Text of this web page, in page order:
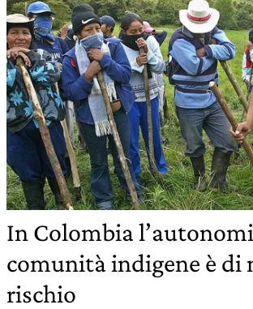
In Colombia
comunità indigene è di
rischio